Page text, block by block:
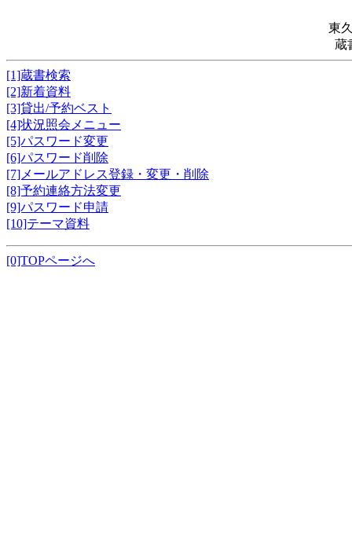
東
蔵
[1]蔵書検索
[2]新着資料
[3]貸出/予約ベスト
[4]状況照会メニュー
[5]パスワード変更
[6]パスワード削除
[7]メールアドレス登録・変更・削除
[8]予約連絡方法変更
[9]パスワード申請
[10]テーマ資料
[0]TOPページへ